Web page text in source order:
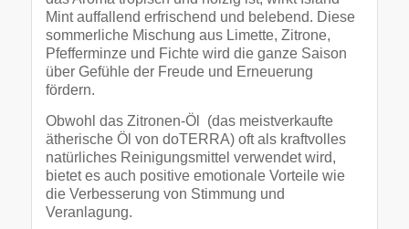
Mint auffallend erfrischend und belebend. Diese
sommerliche Mischung aus Limette, Zitrone,
Pfefferminze und Fichte wird die ganze Saison
über Gefühle der Freude und Erneuerung
fördern.
Obwohl das Zitronen-Öl (das meistverkaufte
ätherische Öl von doTERRA) oft als kraftvolles
natürliches Reinigungsmittel verwendet wird,
bietet es auch positive emotionale Vorteile wie
die Verbesserung von Stimmung und
Veranlagung.